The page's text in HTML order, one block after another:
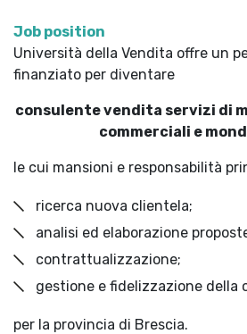
Job position
Università della Vendita offre un
finanziato per diventare
consulente vendita servizi di
commerciali e
le cui mansioni e responsabilità
ricerca nuova clientela;
analisi ed elaborazione
contrattualizzazione;
gestione e fidelizzazione della
per la provincia di Brescia.